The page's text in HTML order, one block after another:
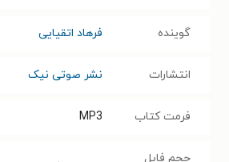
گوینده فرهاد اتقیایی
انتشارات نشر صوتی نیک
فرمت کتاب MP3
حجم فایل